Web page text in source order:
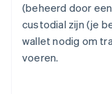
(beheerd door
custodial zijn (je
wallet nodig om
voeren.